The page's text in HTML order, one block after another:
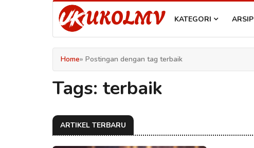
UKOLMV KATEGORI ARSIP
Home» Postingan dengan tag terbaik
Tags: terbaik
ARTIKEL TERBARU